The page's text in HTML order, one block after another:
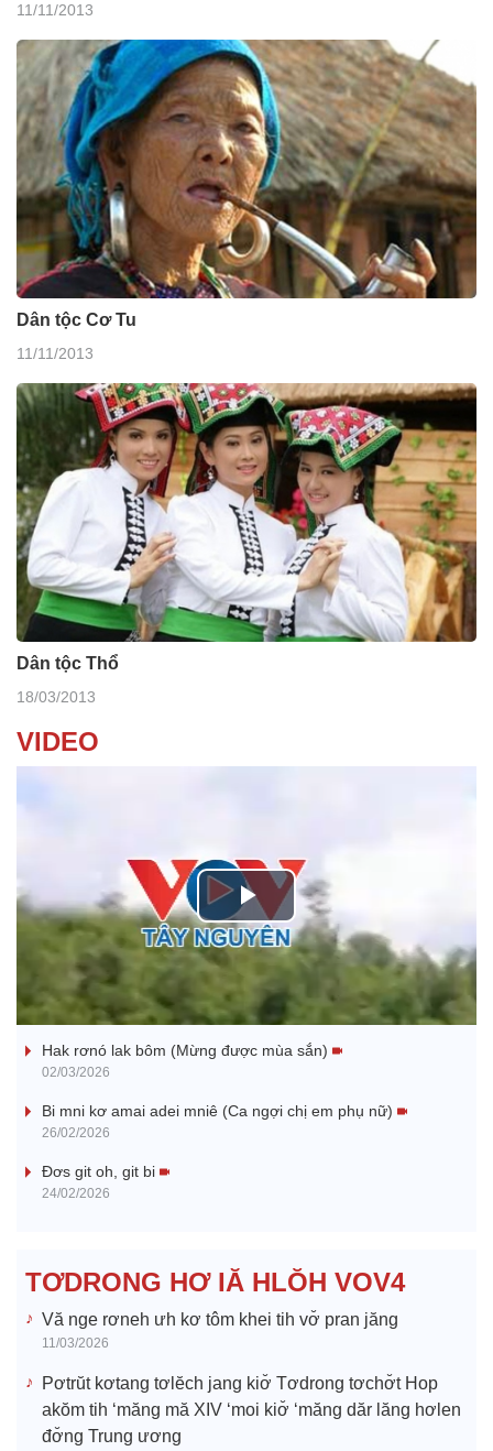
11/11/2013
Dân tộc Cơ Tu
11/11/2013
Dân tộc Thổ
18/03/2013
VIDEO
P
a
V
e
o
Nhớ bạn
Hak rơnó lak bôm (Mừng được mùa sắn)
02/03/2026
Bi mni kơ amai adei mniê (Ca ngợi chị em phụ nữ)
26/02/2026
Đơs git oh, git bi
24/02/2026
TƠDRONG HƠ IĂ HLŎH VOV4
Vă nge rơneh ưh kơ tôm khei tih vơ̆ pran jăng
11/03/2026
Pơtrŭt kơtang tơlĕch jang kiơ̆ Tơdrong tơchơ̆t Hop
akŏm tih ‘măng mă XIV ‘moi kiơ̆ ‘măng dăr lăng hơlen
đơ̆ng Trung ương